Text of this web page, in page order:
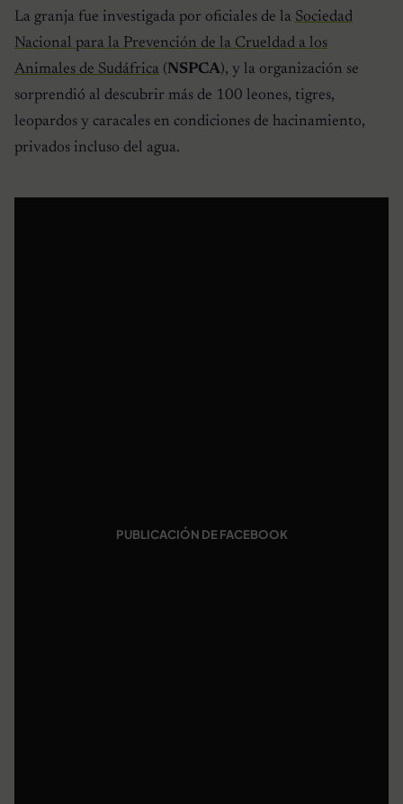
La granja fue investigada por oficiales de la Sociedad
Nacional para la Prevención de la Crueldad a los
Animales de Sudáfrica (NSPCA), y la organización se
sorprendió al descubrir más de 100 leones, tigres,
leopardos y caracales en condiciones de hacinamiento,
privados incluso del agua.
PUBLICACIÓN DE FACEBOOK